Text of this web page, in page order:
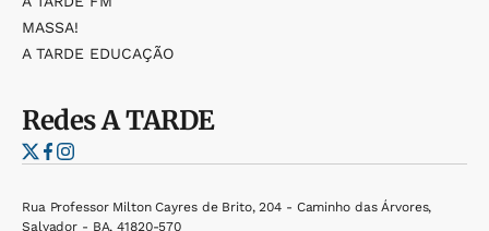
MASSA!
A TARDE EDUCAÇÃO
RedesA TARDE
Rua Professor Milton Cayres de Brito, 204 - Caminho das Árvores,
Salvador - BA, 41820-570